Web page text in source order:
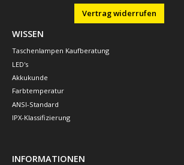
Vertrag widerrufen
WISSEN
Taschenlampen Kaufberatung
LED's
Akkukunde
Farbtemperatur
ANSI-Standard
IPX-Klassifizierung
INFORMATIONEN